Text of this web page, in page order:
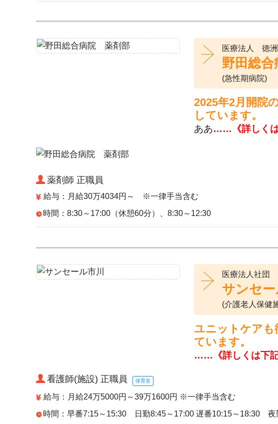
医療法人 徳
野田総
(急性期病院)
2025年2月開院
しています。
ああ……《詳しくは
薬剤師 正職員
給与：月給30万4034円～ ※一律手当含む
時間：8:30～17:00（休憩60分）、8:30～12:30
医療法人社団
サンセー
(介護老人保健
ユニットケアも
ています。
……《詳しくは下記
看護師(施設) 正職員 保育室
給与：月給24万5000円～39万1600円 ※一律手当含む
時間：早番7:15～15:30 日勤8:45～17:00 遅番10:15～18:30 夜